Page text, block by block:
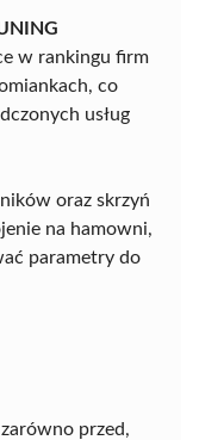
w rankingu firm
co
usług
oraz skrzyń
na hamowni,
parametry do
przed,